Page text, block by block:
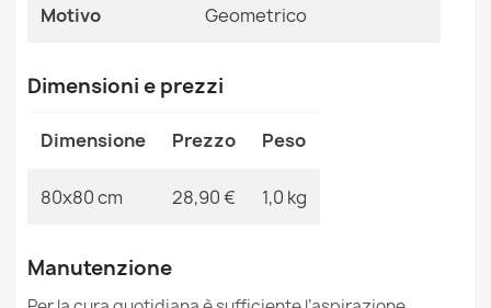
Tappeto SHAPE Shaggy Stella - rosa cipria peluche,
28,90 €
Tappeto SHAPE Shaggy Farfalla - rosa peluche,
Motivo Geometrico
Dimensioni e prezzi
Dimensione Prezzo Peso
80x80 cm 28,90 € 1,0 kg
Manutenzione